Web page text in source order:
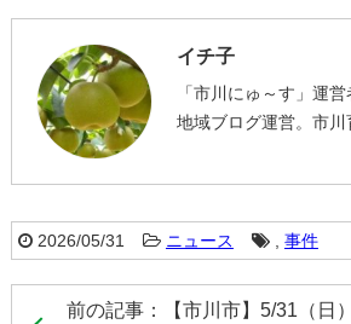
イチ子
「市川にゅ～す」運
地域ブログ運営。市川
2026/05/31 ニュース , 事件
前の記事：【市川市】5/31（日